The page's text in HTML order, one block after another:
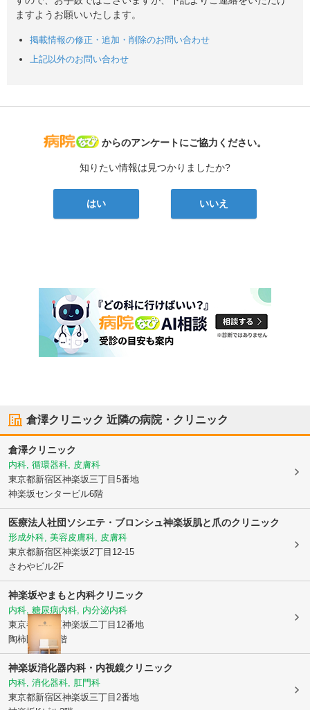
ますようお願いいたします。
掲載情報の修正・追加・削除のお問い合わせ
上記以外のお問い合わせ
病院なび
からのアンケートにご協力ください。
知りたい情報は見つかりましたか?
はい いいえ
倉澤クリニック 近隣の病院・クリニック
倉澤クリニック
内科, 循環器科, 皮膚科
東京都新宿区神楽坂三丁目5番地
神楽坂センタービル6階
医療法人社団ソシエテ・ブロンシュ神楽坂肌と爪のクリニック
形成外科, 美容皮膚科, 皮膚科
東京都新宿区神楽坂2丁目12-15
さわやビル2F
神楽坂やまもと内科クリニック
内科, 糖尿病内科, 内分泌内科
東京都新宿区神楽坂二丁目12番地
陶柿園ビル3階
神楽坂消化器内科・内視鏡クリニック
内科, 消化器科, 肛門科
東京都新宿区神楽坂三丁目2番地